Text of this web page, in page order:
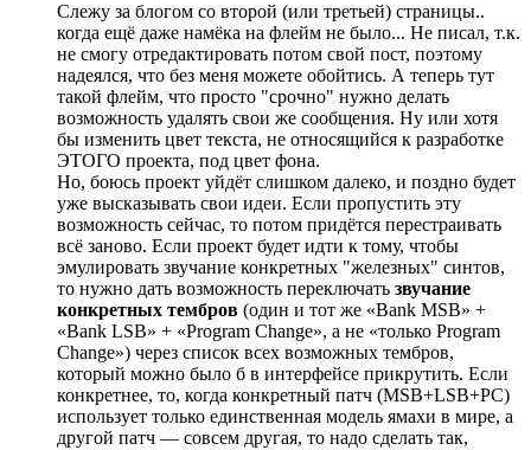
Слежу за блогом со второй (или третьей) страницы..
когда ещё даже намёка на флейм не было... Не писал, т.к.
не смогу отредактировать потом свой пост, поэтому
надеялся, что без меня можете обойтись. А теперь тут
такой флейм, что просто "срочно" нужно делать
возможность удалять свои же сообщения. Ну или хотя
бы изменить цвет текста, не относящийся к разработке
ЭТОГО проекта, под цвет фона.
Но, боюсь проект уйдёт слишком далеко, и поздно будет
уже высказывать свои идеи. Если пропустить эту
возможность сейчас, то потом придётся перестраивать
всё заново. Если проект будет идти к тому, чтобы
эмулировать звучание конкретных "железных" синтов,
то нужно дать возможность переключать звучание
конкретных тембров (один и тот же «Bank MSB» +
«Bank LSB» + «Program Change», а не «только Program
Change») через список всех возможных тембров,
который можно было б в интерфейсе прикрутить. Если
конкретнее, то, когда конкретный патч (MSB+LSB+PC)
использует только единственная модель ямахи в мире, а
другой патч — совсем другая, то надо сделать так,